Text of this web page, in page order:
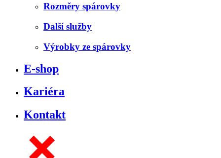
Rozměry spárovky
Další služby
Výrobky ze spárovky
E-shop
Kariéra
Kontakt